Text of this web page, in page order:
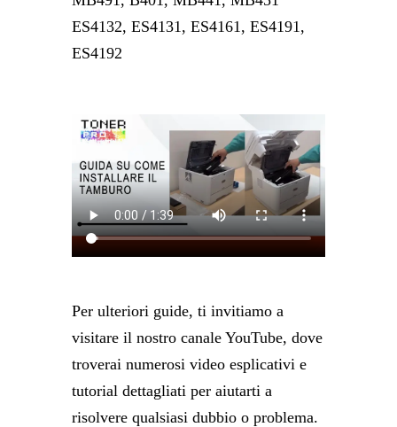
ES4132, ES4131, ES4161, ES4191,
ES4192
Per ulteriori guide, ti invitiamo a
visitare il nostro canale YouTube, dove
troverai numerosi video esplicativi e
tutorial dettagliati per aiutarti a
risolvere qualsiasi dubbio o problema.